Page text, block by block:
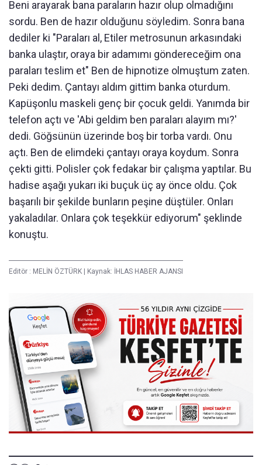
Beni arayarak bana paraların hazır olup olmadığını
sordu. Ben de hazır olduğunu söyledim. Sonra bana
dediler ki "Paraları al, Etiler metrosunun arkasındaki
banka ulaştır, oraya bir adamımı göndereceğim ona
paraları teslim et" Ben de hipnotize olmuştum zaten.
Peki dedim. Çantayı aldım gittim banka oturdum.
Kapüşonlu maskeli genç bir çocuk geldi. Yanımda bir
telefon açtı ve 'Abi geldim ben paraları alayım mı?'
dedi. Göğsünün üzerinde boş bir torba vardı. Onu
açtı. Ben de elimdeki çantayı oraya koydum. Sonra
çekti gitti. Polisler çok fedakar bir çalışma yaptılar. Bu
hadise aşağı yukarı iki buçuk üç ay önce oldu. Çok
başarılı bir şekilde bunların peşine düştüler. Onları
yakaladılar. Onlara çok teşekkür ediyorum" şeklinde
konuştu.
Editör : MELİN ÖZTÜRK Kaynak: İHLAS HABER AJANSI